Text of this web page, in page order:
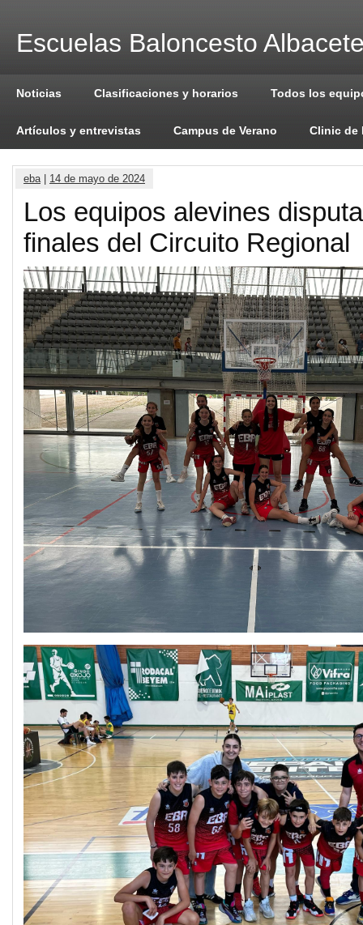
Escuelas Baloncesto
Noticias Clasificaciones y horarios Todos los
Artículos y entrevistas Campus de Verano Clinic de
eba| 14 de mayo de 2024
Los equipos alevines
finales del Circuito Regional